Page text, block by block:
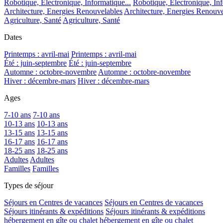
Robotique, Electronique, Informatique... Robotique, Electronique,
Architecture, Energies Renouvelables Architecture, Energies
Agriculture, Santé Agriculture, Santé
Dates
Printemps : avril-mai Printemps : avril-mai
Été : juin-septembre Été : juin-septembre
Automne : octobre-novembre Automne : octobre-novembre
Hiver : décembre-mars Hiver : décembre-mars
Ages
7-10 ans 7-10 ans
10-13 ans 10-13 ans
13-15 ans 13-15 ans
16-17 ans 16-17 ans
18-25 ans 18-25 ans
Adultes Adultes
Familles Familles
Types de séjour
Séjours en Centres de vacances Séjours en Centres de vacances
Séjours itinérants & expéditions Séjours itinérants & expéditions
hébergement en gîte ou chalet hébergement en gîte ou chalet